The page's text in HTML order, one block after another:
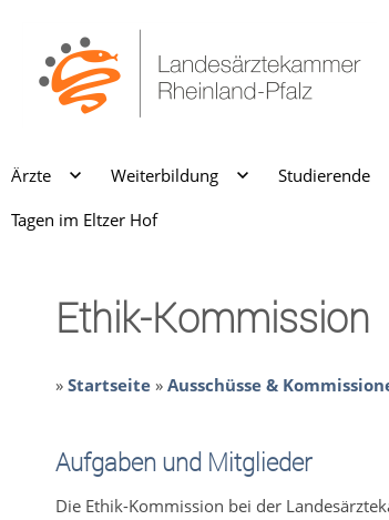
Ärzte Weiterbildung Studierende
Tagen im Eltzer Hof
Ethik-Kommission
» Startseite » Ausschüsse &
Aufgaben und Mitglieder
Die Ethik-Kommission bei der